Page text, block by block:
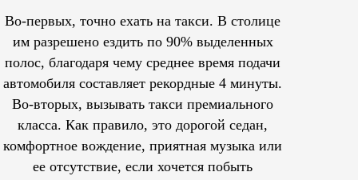
Во-первых, точно ехать на такси. В столице
им разрешеноездить по 90% выделенных
полос, благодаря чему среднее время подачи
автомобиля составляет рекордные 4 минуты.
Во-вторых, вызывать такси премиального
класса. Как правило, это дорогой седан,
комфортное вождение, приятная музыка или
ее отсутствие, если хочется побыть